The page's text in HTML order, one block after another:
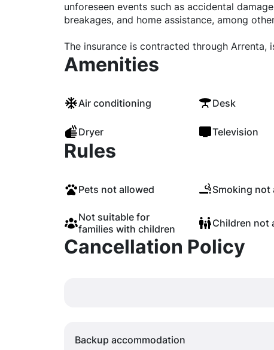
unforeseen events such as accidental
breakages, and home assistance, among
The insurance is contracted through Arrenta,
Amenities
Air conditioning Desk
Dryer Television
Rules
Pets not allowed Smoking not
Not suitable for
families with children
Children not
Cancellation Policy
Backup accommodation